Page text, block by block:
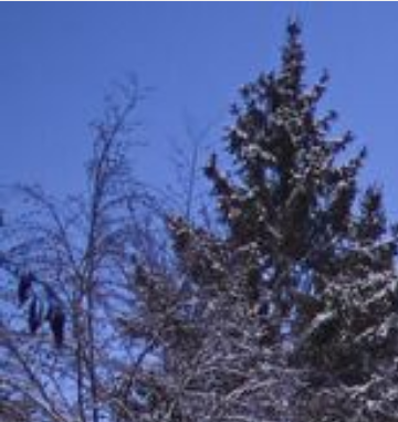
FOTOGRAFIE
ÜBER MICH & LEISTUNGEN
KONTAKT